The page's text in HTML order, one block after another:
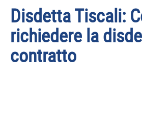
SMARTPHONE
TABLET
Disdetta Tiscali:
richiedere la
contratto